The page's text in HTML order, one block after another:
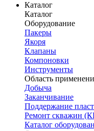
Каталог
Каталог
Оборудование
Пакеры
Якоря
Клапаны
Компоновки
Инструменты
Область
Добыча
Заканчивание
Поддержание
Ремонт скважин
Каталог